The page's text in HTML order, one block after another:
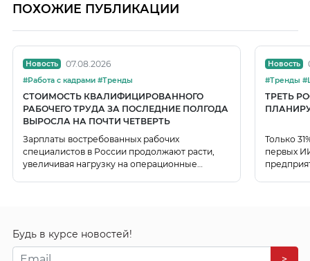
ПОХОЖИЕ ПУБЛИКАЦИИ
Новость 07.08.2026
#Работа с кадрами #Тренды
СТОИМОСТЬ КВАЛИФИЦИРОВАННОГО
РАБОЧЕГО ТРУДА ЗА ПОСЛЕДНИЕ ПОЛГОДА
ВЫРОСЛА НА ПОЧТИ ЧЕТВЕРТЬ
Зарплаты востребованных рабочих
специалистов в России продолжают расти,
увеличивая нагрузку на операционные
Новость
ТРЕТЬ
Только
первых
Будь в курсе новостей!